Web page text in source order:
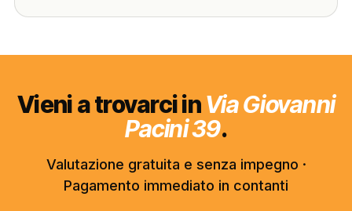
Vieni a trovarci inVia Giovanni
Pacini 39.
Valutazione gratuita e senza impegno ·
Pagamento immediato in contanti